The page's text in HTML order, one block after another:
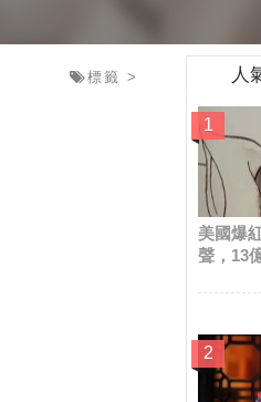
人
美國爆
聲，13
標籤 >